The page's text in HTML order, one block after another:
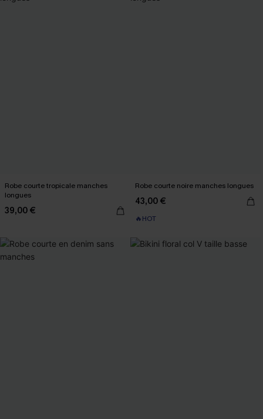
Robe courte tropicale manches
longues
39,00 €
Robe courte noire manches longues
43,00 €
🔥HOT